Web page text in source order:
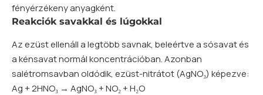
fényérzékeny anyagként.
Reakciók savakkal és lúgokkal
Az ezüst ellenáll a legtöbb savnak, beleértve a sósavat és
a kénsavat normál koncentrációban. Azonban
salétromsavban oldódik, ezüst-nitrátot (AgNO₃) képezve:
Ag + 2HNO₃ → AgNO₃ + NO₂ + H₂O